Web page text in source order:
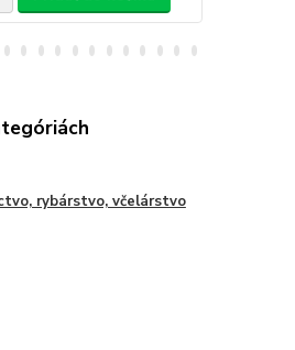
rybárstvo, včelárstvo